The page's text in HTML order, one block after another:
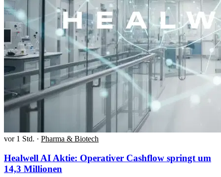
vor 1 Std. · Pharma & Biotech
Healwell AI Aktie: Operativer Cashflow springt um
14,3 Millionen